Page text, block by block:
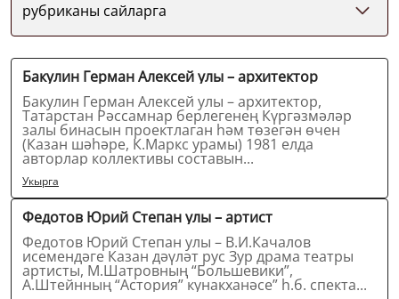
рубриканы сайларга
Бакулин Герман Алексей улы – архитектор
Бакулин Герман Алексей улы – архитектор,
Татарстан Рәссамнар берлегенең Күргәзмәләр
залы бинасын проектлаган һәм төзегән өчен
(Казан шәһәре, К.Маркс урамы) 1981 елда
авторлар коллективы составын...
Укырга
Федотов Юрий Степан улы – артист
Федотов Юрий Степан улы – В.И.Качалов
исемендәге Казан дәүләт рус Зур драма театры
артисты, М.Шатровның “Большевики”,
А.Штейнның “Астория” кунакханәсе” һ.б. спекта...